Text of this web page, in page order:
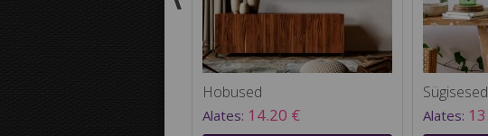
Hobused
Alates: 14.20 € Alates: